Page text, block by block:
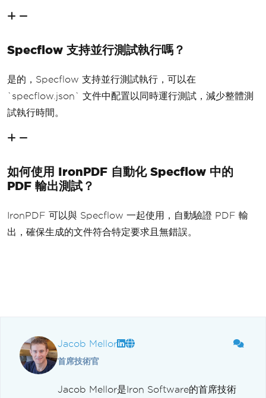
Specflow 支持並行測試執行嗎？
是的，Specflow 支持並行測試執行，可以在
`specflow.json` 文件中配置以同時運行測試，減少整體測
試執行時間。
如何使用 IronPDF 自動化 Specflow 中的
PDF 輸出測試？
IronPDF 可以與 Specflow 一起使用，自動驗證 PDF 輸
出，確保生成的文件符合特定要求且無錯誤。
Jacob Mellor
首席技術官
Jacob Mellor是Iron Software的首席技術